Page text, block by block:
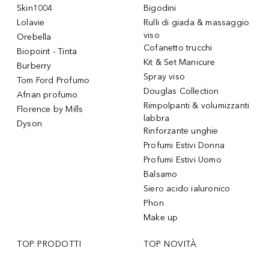
Skin1004
Lolavie
Orebella
Biopoint - Tinta
Burberry
Tom Ford Profumo
Afnan profumo
Florence by Mills
Dyson
Bigodini
Rulli di giada & massaggio
viso
Cofanetto trucchi
Kit & Set Manicure
Spray viso
Douglas Collection
Rimpolpanti & volumizzanti
labbra
Rinforzante unghie
Profumi Estivi Donna
Profumi Estivi Uomo
Balsamo
Siero acido ialuronico
Phon
Make up
TOP PRODOTTI TOP NOVITÀ